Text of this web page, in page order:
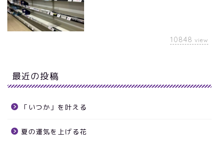
10848 view
最近の投稿
「いつか」を叶える
夏の運気を上げる花